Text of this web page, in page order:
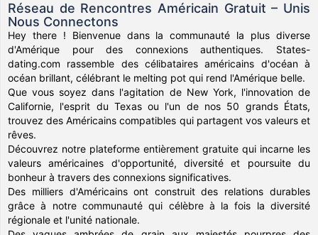
Réseau de Rencontres Américain Gratuit – Unis
Nous Connectons
Hey there ! Bienvenue dans la communauté la plus diverse
d'Amérique pour des connexions authentiques. States-
dating.com rassemble des célibataires américains d'océan à
océan brillant, célébrant le melting pot qui rend l'Amérique belle.
Que vous soyez dans l'agitation de New York, l'innovation de
Californie, l'esprit du Texas ou l'un de nos 50 grands États,
trouvez des Américains compatibles qui partagent vos valeurs et
rêves.
Découvrez notre plateforme entièrement gratuite qui incarne les
valeurs américaines d'opportunité, diversité et poursuite du
bonheur à travers des connexions significatives.
Des milliers d'Américains ont construit des relations durables
grâce à notre communauté qui célèbre à la fois la diversité
régionale et l'unité nationale.